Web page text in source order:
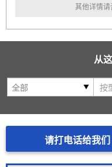
其他详情请
从
请打电话给我们